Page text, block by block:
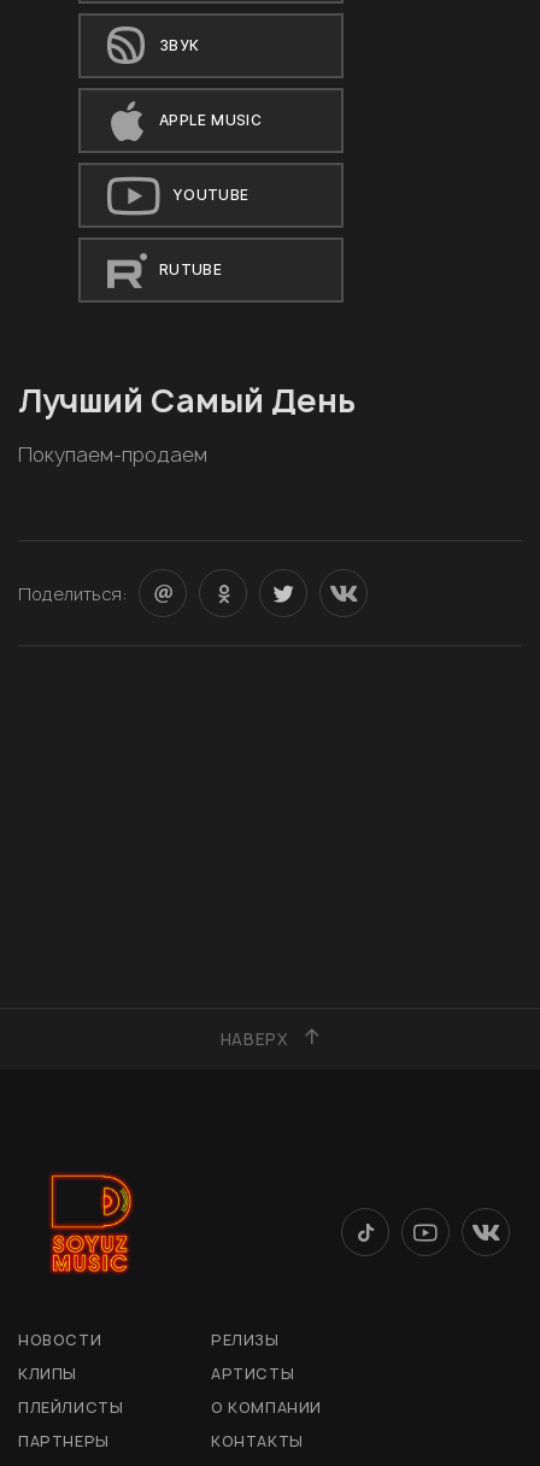
ЗВУК
APPLE MUSIC
YOUTUBE
RUTUBE
Лучший Самый День
Покупаем-продаем
Поделиться:
НАВЕРХ
НОВОСТИ
РЕЛИЗЫ
КЛИПЫ
АРТИСТЫ
ПЛЕЙЛИСТЫ
О КОМПАНИИ
ПАРТНЕРЫ
КОНТАКТЫ